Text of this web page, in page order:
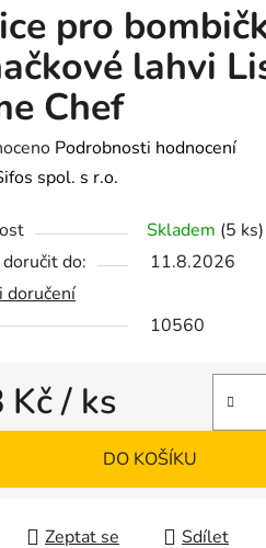
pro
lahvi
Chef
Podrobnosti hodnocení
spol. s r.o.
Skladem (5 ks)
do:
11.8.2026
doručení
10560
Kč/ ks
DO KOŠÍKU
Zeptat se Sdílet